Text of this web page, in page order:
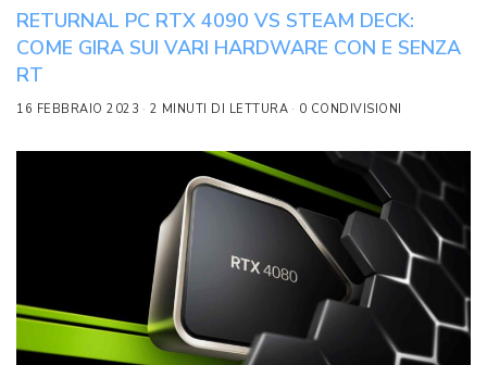
RETURNAL PC RTX 4090 VS STEAM DECK:
COME GIRA SUI VARI HARDWARE CON E SENZA
RT
16 FEBBRAIO 2023 2 MINUTI DI LETTURA 0 CONDIVISIONI